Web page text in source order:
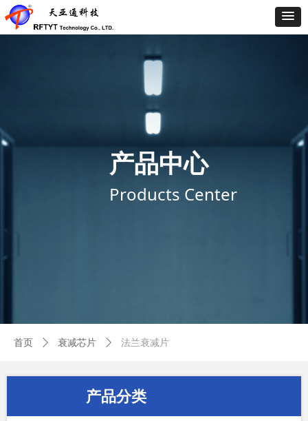
首页 ꄲ 衰减芯片 ꄲ 法兰衰减片
产品中心
Products Center
产品分类